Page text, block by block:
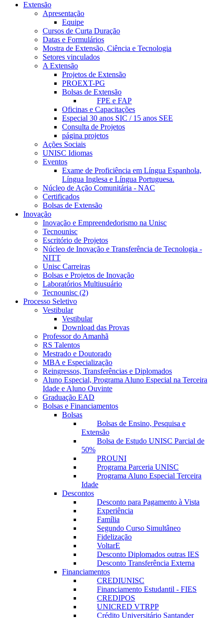
Extensão
Apresentação
Equipe
Cursos de Curta Duração
Datas e Formulários
Mostra de Extensão, Ciência e Tecnologia
Setores vinculados
A Extensão
Projetos de Extensão
PROEXT-PG
Bolsas de Extensão
FPE e FAP
Oficinas e Capacitações
Especial 30 anos SIC / 15 anos SEE
Consulta de Projetos
página projetos
Ações Sociais
UNISC Idiomas
Eventos
Exame de Proficiência em Língua Espanhola,
Língua Inglesa e Língua Portuguesa.
Núcleo de Ação Comunitária - NAC
Certificados
Bolsas de Extensão
Inovação
Inovação e Empreendedorismo na Unisc
Tecnounisc
Escritório de Projetos
Núcleo de Inovação e Transferência de Tecnologia -
NITT
Unisc Carreiras
Bolsas e Projetos de Inovação
Laboratórios Multiusuário
Tecnounisc (2)
Processo Seletivo
Vestibular
Vestibular
Download das Provas
Professor do Amanhã
RS Talentos
Mestrado e Doutorado
MBA e Especialização
Reingressos, Transferências e Diplomados
Aluno Especial, Programa Aluno Especial na Terceira
Idade e Aluno Ouvinte
Graduação EAD
Bolsas e Financiamentos
Bolsas
Bolsas de Ensino, Pesquisa e
Extensão
Bolsa de Estudo UNISC Parcial de
50%
PROUNI
Programa Parceria UNISC
Programa Aluno Especial Terceira
Idade
Descontos
Desconto para Pagamento à Vista
Experiência
Família
Segundo Curso Simultâneo
Fidelização
VoltarE
Desconto Diplomados outras IES
Desconto Transferência Externa
Financiamentos
CREDIUNISC
Financiamento Estudantil - FIES
CREDIPOS
UNICRED VTRPP
Crédito Universitário Santander